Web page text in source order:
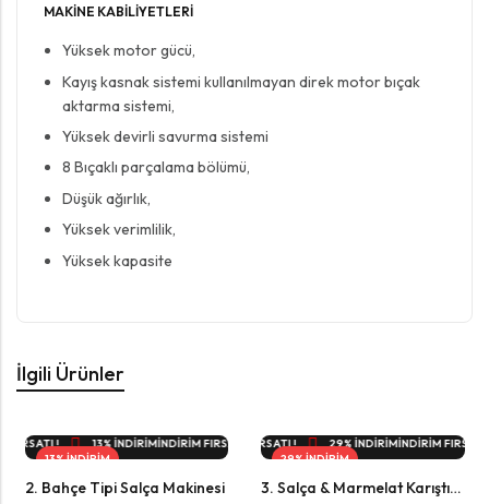
MAKİNE KABİLİYETLERİ
Yüksek motor gücü,
Kayış kasnak sistemi kullanılmayan direk motor bıçak
aktarma sistemi,
Yüksek devirli savurma sistemi
8 Bıçaklı parçalama bölümü,
Düşük ağırlık,
Yüksek verimlilik,
Yüksek kapasite
İlgili Ürünler
13% İNDİRİM
2026 MODEL
! 13% İNDİRİMİNDIRIM FIRSATI ! 13% İNDİRİMİNDIRIM FIRSATI ! 13%
2. Bahçe Tipi Salça Makinesi
29% İNDİRİM
2026 MODEL
FIRSATI ! 29% İNDİRİMİNDIRIM FIRSATI ! 29% İNDİRİMİNDIRIM FIRSATI !
3. Salça & Marmelat Karıştırıcı
İNDİRİMİNDIRIM FIRSATI ! 9% İNDİRİM İNDIRIM FIRSATI ! 9% İNDİRİMİNDIRIM